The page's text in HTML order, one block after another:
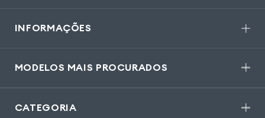
INFORMAÇÕES
MODELOS MAIS PROCURADOS
CATEGORIA